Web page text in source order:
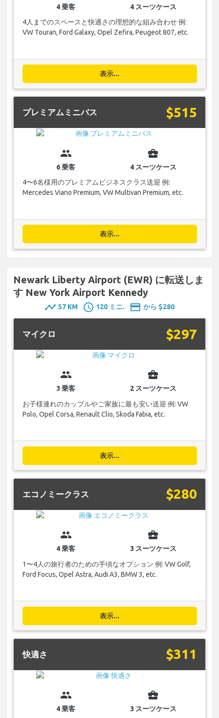
4 乗客
4 スーツケース
4人までのスペースと快適さの理想的な組み合わせ 例:
VW Touran, Ford Galaxy, Opel Zefira, Peugeot 807, etc.
表示...
プレミアムミニバス $515
group
6 乗客
business_center
4 スーツケース
4〜6名様用のプレミアムビジネスクラス送迎 例:
Mercedes Viano Premium, VW Multivan Premium, etc.
表示...
Newark Liberty Airport (EWR) に転送しま
す New York Airport Kennedy
timeline 57 KM schedule 120 ミニ. payment から $280
マイクロ $297
group
3 乗客
business_center
2 スーツケース
お子様連れのカップルやご家族に最も安い送迎 例: VW
Polo, Opel Corsa, Renault Clio, Skoda Fabia, etc.
表示...
エコノミークラス $280
group
4 乗客
business_center
3 スーツケース
1〜4人の旅行者のための手頃なオプション 例: VW Golf,
Ford Focus, Opel Astra, Audi A3, BMW 3, etc.
表示...
快適さ $311
group
4 乗客
business_center
3 スーツケース